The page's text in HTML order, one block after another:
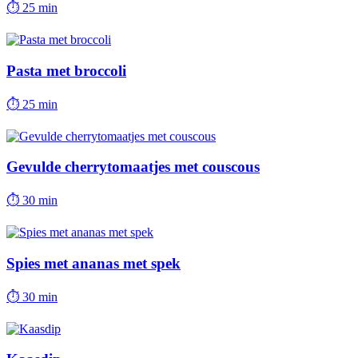
⏱ 25 min
Pasta met broccoli
⏱ 25 min
Gevulde cherrytomaatjes met couscous
⏱ 30 min
Spies met ananas met spek
⏱ 30 min